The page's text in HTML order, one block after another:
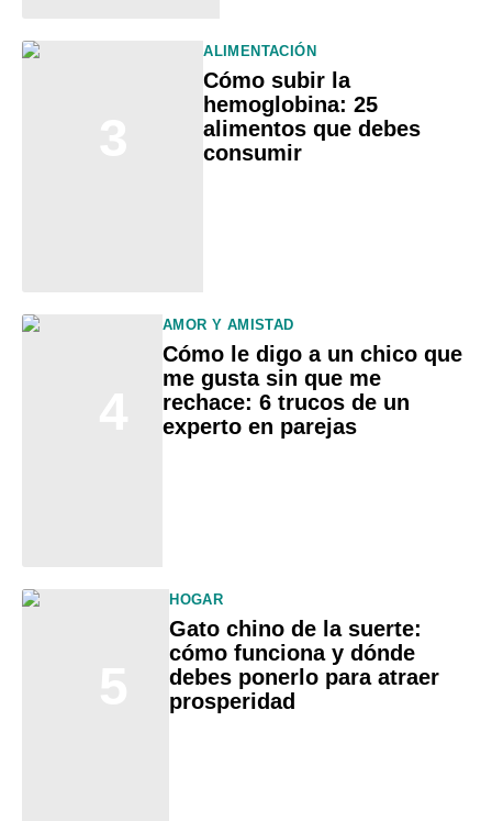
ALIMENTACIÓN
Cómo subir la
hemoglobina: 25
alimentos que debes
consumir
AMOR Y AMISTAD
Cómo le digo a un chico que
me gusta sin que me
rechace: 6 trucos de un
experto en parejas
HOGAR
Gato chino de la suerte:
cómo funciona y dónde
debes ponerlo para atraer
prosperidad